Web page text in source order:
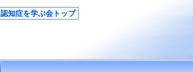
認知症を学ぶ会トップ